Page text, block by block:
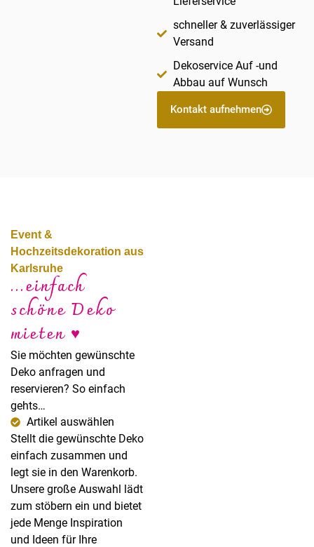
schneller & zuverlässiger
Versand
Dekoservice Auf -und
Abbau auf Wunsch
Kontakt aufnehmen
Event &
Hochzeitsdekoration aus
Karlsruhe
...einfach
schöne Deko
mieten ♥
Sie möchten gewünschte
Deko anfragen und
reservieren? So einfach
gehts…
Artikel auswählen
Stellt die gewünschte Deko
einfach zusammen und
legt sie in den Warenkorb.
Unsere große Auswahl lädt
zum stöbern ein und bietet
jede Menge Inspiration
und Ideen für Ihre